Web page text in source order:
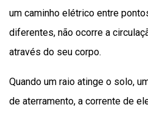
um caminho elétrico entre
diferentes, não ocorre a
através do seu corpo.
Quando um raio atinge o solo,
de aterramento, a corrente de